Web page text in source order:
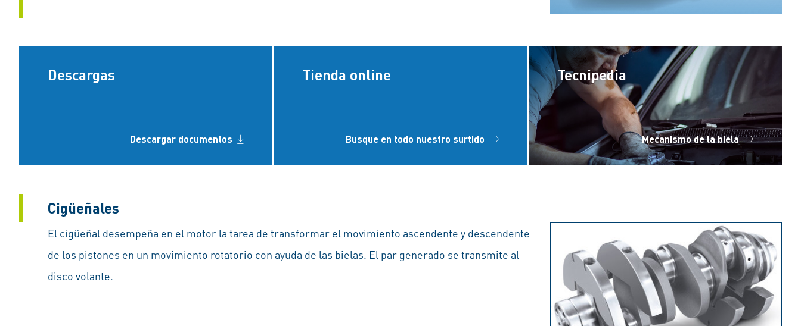
Descargas
Descargar documentos
Tienda online
Busque en todo nuestro surtido
Tecnipedia
Mecanismo de la biela
Cigüeñales
El cigüeñal desempeña en el motor la tarea de transformar el movimiento ascendente y descendente
de los pistones en un movimiento rotatorio con ayuda de las bielas. El par generado se transmite al
disco volante.